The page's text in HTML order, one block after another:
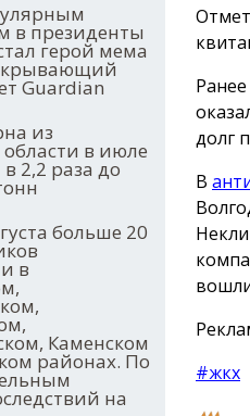
в президенты
герой мема
Guardian
из
области в июле
2,2 раза до
больше 20
в
Каменском
районах. По
на
долг
В
#жкх